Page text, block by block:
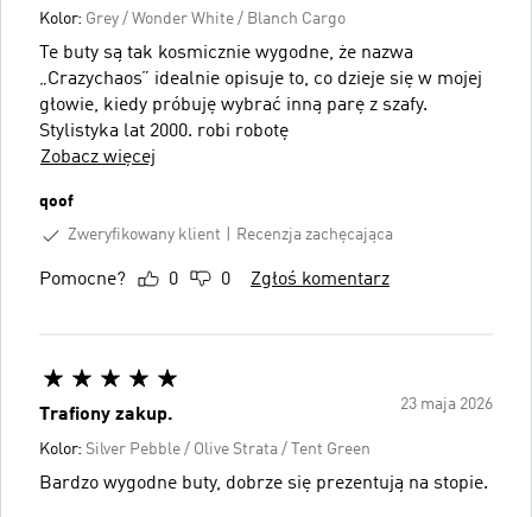
Kolor: Grey / Wonder White / Blanch Cargo
Te buty są tak kosmicznie wygodne, że nazwa
„Crazychaos” idealnie opisuje to, co dzieje się w mojej
głowie, kiedy próbuję wybrać inną parę z szafy.
Stylistyka lat 2000. robi robotę
Zobacz więcej
qoof
Zweryfikowany klient
Recenzja zachęcająca
Pomocne? 0 0 Zgłoś komentarz
23 maja 2026
Trafiony zakup.
Kolor: Silver Pebble / Olive Strata / Tent Green
Bardzo wygodne buty, dobrze się prezentują na stopie.